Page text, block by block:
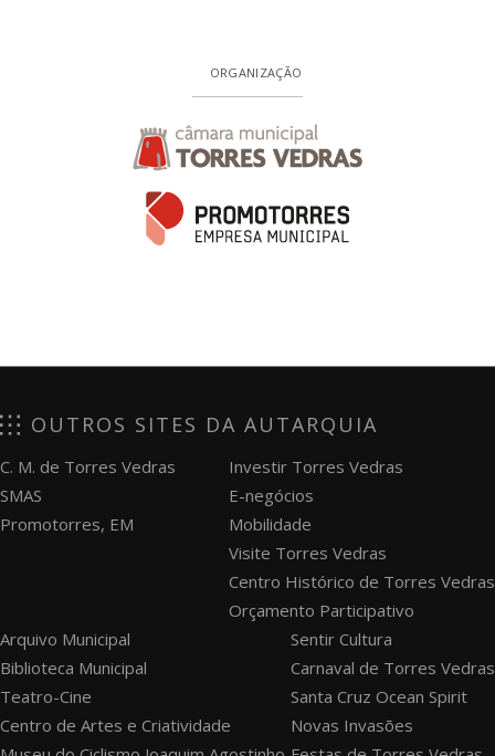
ORGANIZAÇÃO
OUTROS SITES DA AUTARQUIA
C. M. de Torres Vedras
SMAS
Promotorres, EM
Investir Torres Vedras
E-negócios
Mobilidade
Visite Torres Vedras
Centro Histórico de Torres Vedras
Orçamento Participativo
Arquivo Municipal
Biblioteca Municipal
Teatro-Cine
Centro de Artes e Criatividade
Sentir Cultura
Carnaval de Torres Vedras
Santa Cruz Ocean Spirit
Novas Invasões